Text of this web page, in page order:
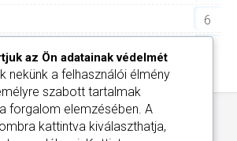
6
az Ön adatainak védelmét
nekünk a felhasználói élmény
szabott tartalmak
forgalom elemzésében. A
kattintva kiválaszthatja,